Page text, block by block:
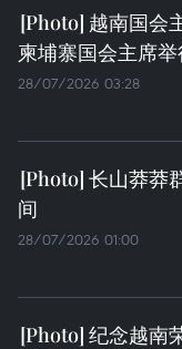
越南国会
柬埔寨国会主席
28/07/2026 03:28
长山莽莽
间
28/07/2026 01:00
纪念越南